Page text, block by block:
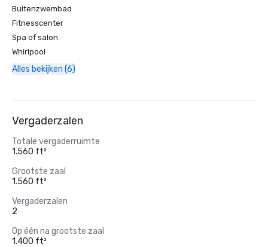
Buitenzwembad
Fitnesscenter
Spa of salon
Whirlpool
Alles bekijken (6)
Vergaderzalen
Totale vergaderruimte
1.560 ft²
Grootste zaal
1.560 ft²
Vergaderzalen
2
Op één na grootste zaal
1.400 ft²